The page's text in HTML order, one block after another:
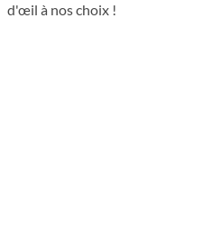
d'œil à nos choix !